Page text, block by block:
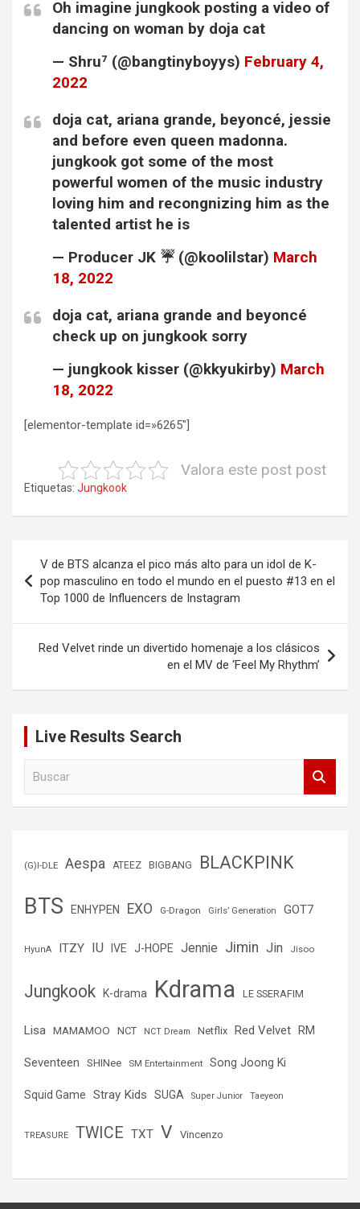
Oh imagine jungkook posting a video of
dancing on woman by doja cat
— Shru⁷ (@bangtinyboyys) February 4,
2022
doja cat, ariana grande, beyoncé, jessie
and before even queen madonna.
jungkook got some of the most
powerful women of the music industry
loving him and recongnizing him as the
talented artist he is
— Producer JK ☔ (@koolilstar) March
18, 2022
doja cat, ariana grande and beyoncé
check up on jungkook sorry
— jungkook kisser (@kkyukirby) March
18, 2022
[elementor-template id=»6265″]
Valora este post post
Etiquetas: Jungkook
de
entradas
V de BTS alcanza el pico más alto para un idol de K-
pop masculino en todo el mundo en el puesto #13 en el
Top 1000 de Influencers de Instagram
Red Velvet rinde un divertido homenaje a los clásicos
en el MV de ‘Feel My Rhythm’
Live Results Search
(G)I-DLE Aespa ATEEZ BIGBANG BLACKPINK
BTS ENHYPEN EXO G-Dragon Girls’ Generation GOT7
HyunA ITZY IU IVE J-HOPE Jennie Jimin Jin Jisoo
Jungkook K-drama Kdrama LE SSERAFIM
Lisa MAMAMOO NCT NCT Dream Netflix Red Velvet RM
Seventeen SHINee SM Entertainment Song Joong Ki
Squid Game Stray Kids SUGA Super Junior Taeyeon
TREASURE TWICE TXT V Vincenzo